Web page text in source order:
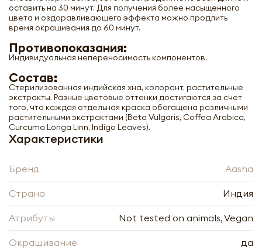
оставить на 30 минут. Для получения более насыщенного
цвета и оздоравливающего эффекта можно продлить
время окрашивания до 60 минут.
Противопоказания:
Индивидуальная непереносимость компонентов.
Состав:
Стерилизованная индийская хна, колорант, растительные
экстракты. Разные цветовые оттенки достигаются за счет
того, что каждая отдельная краска обогащена различными
растительными экстрактами (Beta Vulgaris, Coffea Arabica,
Curcuma Longa Linn, Indigo Leaves).
Характеристики
Бренд Aasha
Страна Индия
Атрибуты Not tested on animals, Vegan
Окрашивание да